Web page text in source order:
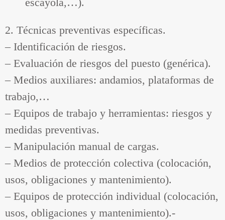
2. Técnicas preventivas específicas.
– Identificación de riesgos.
– Evaluación de riesgos del puesto (genérica).
– Medios auxiliares: andamios, plataformas de
trabajo,…
– Equipos de trabajo y herramientas: riesgos y
medidas preventivas.
– Manipulación manual de cargas.
– Medios de protección colectiva (colocación,
usos, obligaciones y mantenimiento).
– Equipos de protección individual (colocación,
usos, obligaciones y mantenimiento).-